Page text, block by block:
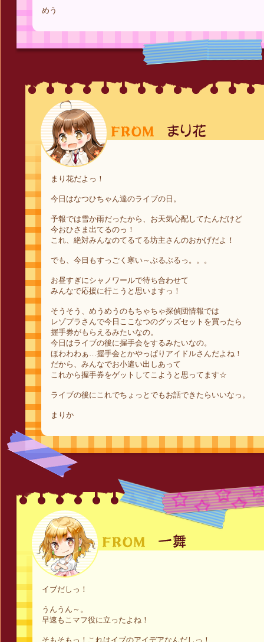
めう
まり花だよっ！
今日はなつひちゃん達のライブの日。
予報では雪か雨だったから、お天気心配してたんだけど
今おひさま出てるのっ！
これ、絶対みんなのてるてる坊主さんのおかげだよ！
でも、今日もすっごく寒い～ぶるぶるっ。。。
お昼すぎにシャノワールで待ち合わせて
みんなで応援に行こうと思いますっ！
そうそう、めうめうのもちゃちゃ探偵団情報では
レゾプラさんで今日ここなつのグッズセットを買ったら
握手券がもらえるみたいなの。
今日はライブの後に握手会をするみたいなの。
ほわわわぁ…握手会とかやっぱりアイドルさんだよね！
だから、みんなでお小遣い出しあって
これから握手券をゲットしてこようと思ってます☆
ライブの後にこれでちょっとでもお話できたらいいなっ。
まりか
イブだしっ！
うんうん～。
早速もこマフ役に立ったよね！
そもそもっ！これはイブのアイデアなんだしっ！